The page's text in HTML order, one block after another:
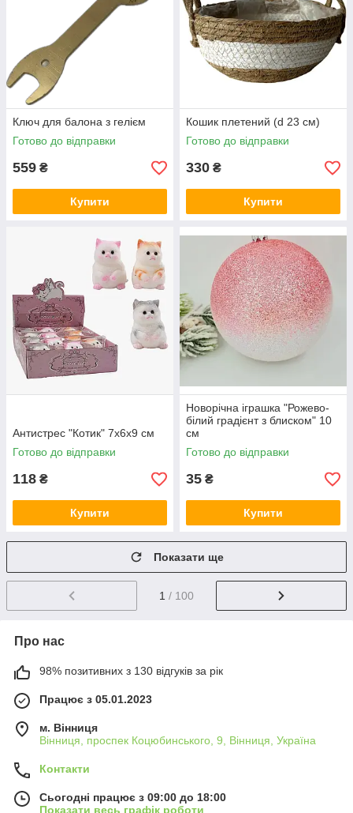
Ключ для балона з гелієм
Готово до відправки
559 ₴
Купити
Кошик плетений (d 23 см)
Готово до відправки
330 ₴
Купити
Антистрес "Котик" 7х6х9 см
Готово до відправки
118 ₴
Купити
Новорічна іграшка "Рожево-
білий градієнт з блиском" 10
см
Готово до відправки
35 ₴
Купити
Показати ще
1 / 100
Про нас
98% позитивних з 130 відгуків за рік
Працює з 05.01.2023
м. Вінниця
Вінниця, проспек Коцюбинського, 9, Вінниця, Україна
Контакти
Сьогодні працює з 09:00 до 18:00
Показати весь графік роботи